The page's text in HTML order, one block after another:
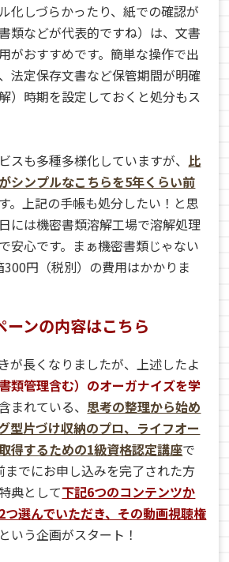
化しづらかったり、紙での確認が
類などが代表的ですね）は、文書
がおすすめです。簡単な操作で出
法定保存文書など保管期間が明確
）時期を設定しておくと処分もス
スも多種多様化していますが、 比
シンプルなこちらを5年くらい前
。上記の手帳も処分したい！と思
には機密書類溶解工場で溶解処理
安心です。まぁ機密書類じゃない
円（税別）の費用はかかりま
ンの内容はこちら
が長くなりましたが、上述したよ
類管理含む）のオーガナイズを学
まれている、思考の整理から始め
型片づけ収納のプロ、ライフオー
得するための1級資格認定講座で
までにお申し込みを完了された方
典として下記6つのコンテンツか
つ選んでいただき、その動画視聴権
という企画がスタート！